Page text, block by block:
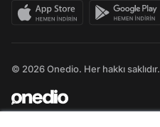
© 2026 Onedio. Her hakkı saklıdır.